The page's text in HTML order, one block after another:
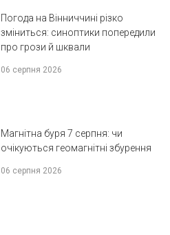
Погода на Вінниччині різко
зміниться: синоптики попередили
про грози й шквали
06 серпня 2026
Магнітна буря 7 серпня: чи
очікуються геомагнітні збурення
06 серпня 2026